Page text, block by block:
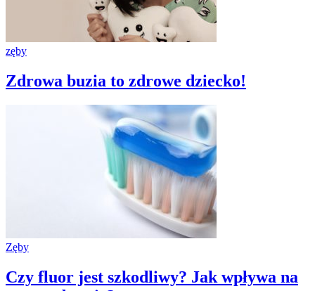
zęby
Zdrowa buzia to zdrowe dziecko!
Zęby
Czy fluor jest szkodliwy? Jak wpływa na